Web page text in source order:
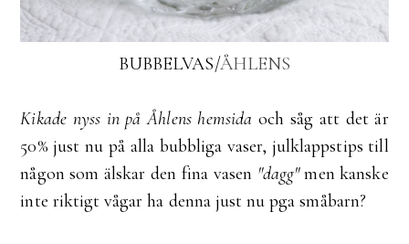
BUBBELVAS/ÅHLENS
Kikade nyss in på Åhlens hemsidaoch såg att det är
50% just nu på alla bubbliga vaser, julklappstips till
någon som älskar den fina vasen "dagg"men kanske
inte riktigt vågar ha denna just nu pga småbarn?